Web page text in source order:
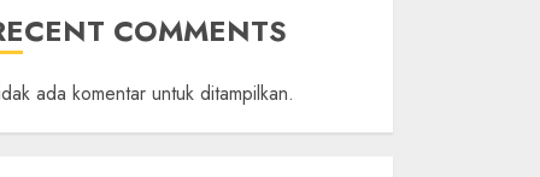
COMMENTS
ada komentar untuk ditampilkan.